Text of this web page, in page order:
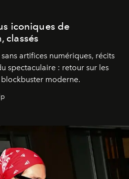
iconiques de
classés
artifices numériques, récits
spectaculaire : retour sur les
moderne.